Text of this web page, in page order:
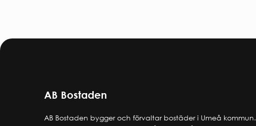
AB Bostaden
AB Bostaden bygger och förvaltar bostäder i Umeå kommun.